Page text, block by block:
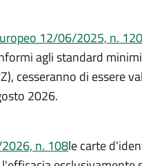
12/06/2025, n.
agli standard
cesseranno di essere
2026.
n. 108le carte